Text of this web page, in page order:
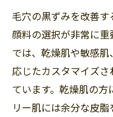
カスタマイズ施
のサロン体験
個々の肌に
施術による
カスタマイ
毛穴の黒ずみを改善
顔料の選択が非常に
では、乾燥肌や敏感
応じたカスタマイズ
ています。乾燥肌の
リー肌には余分な皮